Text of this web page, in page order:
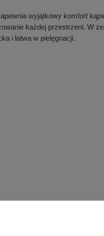
wyjątkowy komfort
każdej przestrzeni. W
i łatwa w pielęgnacji.